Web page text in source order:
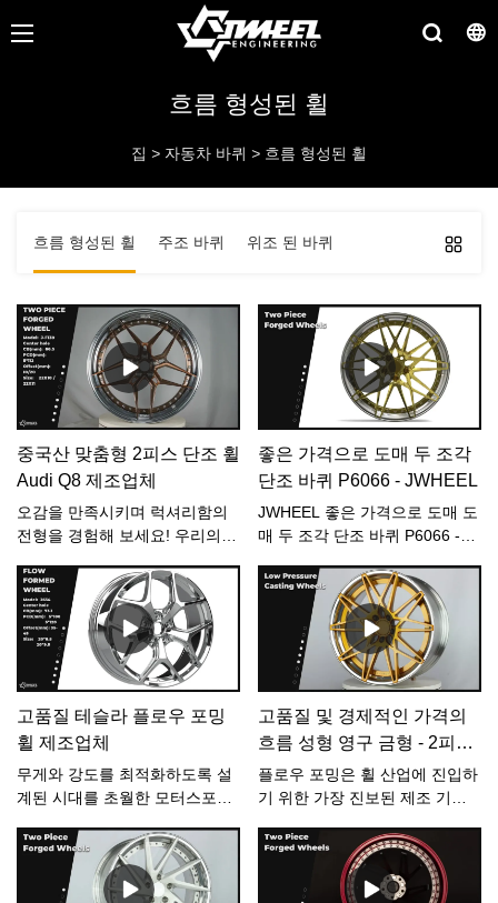
흐름 형성된 휠
집 > 자동차 바퀴 > 흐름 형성된 휠
흐름 형성된 휠 주조 바퀴 위조 된 바퀴
중국산 맞춤형 2피스 단조 휠
Audi Q8 제조업체
오감을 만족시키며 럭셔리함의
전형을 경험해 보세요! 우리의
최고의 드라이빙 경험을 위해 세
심하게 제작된 랜드로버 휠. 도
로 위에서 마이바흐의 화려함과
랜드로버의 강인한 우아함을 마
음껏 느껴보세요. 당신의 여행을
어올리세요. #LuxuryOnWheels
#Maybach #LandRover
#ExquisiteDesign
좋은 가격으로 도매 두 조각
단조 바퀴 P6066 - JWHEEL
JWHEEL 좋은 가격으로 도매 도
매 두 조각 단조 바퀴 P6066 -
동과 장먼의 중요한 거점 도시인
마카오 만 지역에 위치하고 있습
니다. 현대적인 생산 시설을 갖
추고 업계의 선진 주조, 기계, 도
장 및 검사 장비를 채택하고 공
추고 ERP 시스템 및 기타 선진
관리 수단을 사용하여 하드웨어,
소프트웨어 및 제품 품질에 대한
업계 벤치마크를 만듭니다.적용
데스 벤츠, 혼다, 도요타, 현대,
기아, 마쓰다, 닛산
고품질 테슬라 플로우 포밍
휠 제조업체
무게와 강도를 최적화하도록 설
계된 시대를 초월한 모터스포츠
Classic Line의 일부인 고품질 테
슬라 Flow Formed 휠은 놀라운
가치를 지니고 있어 가장 인기
고품질 및 경제적인 가격의
흐름 성형 영구 금형 - 2피스
단조 휠 허브 수정
플로우 포밍은 휠 산업에 진입하
기 위한 가장 진보된 제조 기술
술은 회전하는 동안과 주조된 후
에 휠의 내부 배럴에 압력을 가
하는 것을 포함합니다. 이 공정